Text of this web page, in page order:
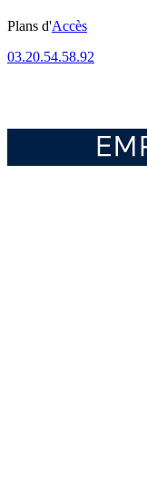
Plans d'Accès
03.20.54.58.92